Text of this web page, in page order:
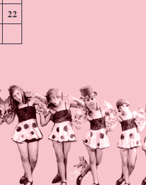
22